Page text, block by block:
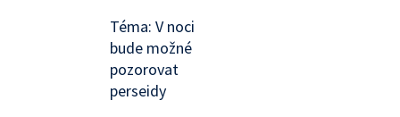
Téma: V noci
bude možné
pozorovat
perseidy